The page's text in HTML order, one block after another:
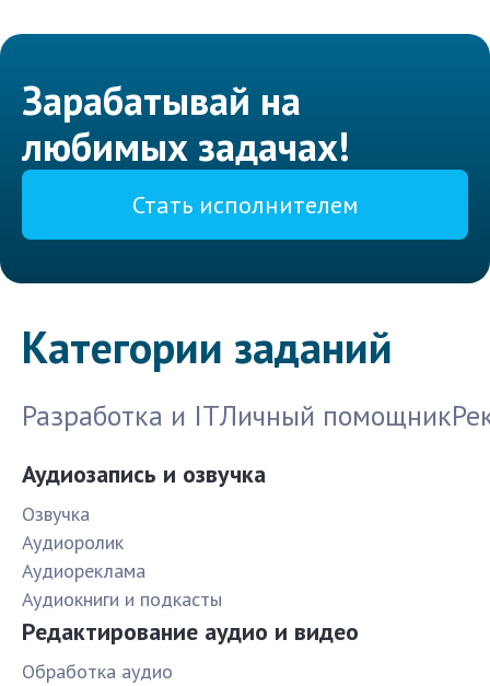
Зарабатывай на
любимых задачах!
Стать исполнителем
Категории заданий
Разработка и ITЛичный помощник
Аудиозапись и озвучка
Озвучка
Аудиоролик
Аудиореклама
Аудиокниги и подкасты
Редактирование аудио и видео
Обработка аудио